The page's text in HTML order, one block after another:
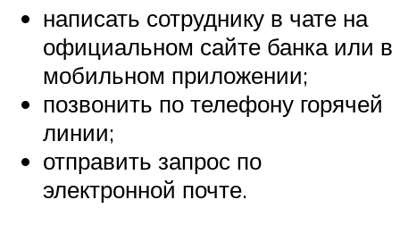
написать сотруднику в чате на
официальном сайте банка или в
мобильном приложении;
позвонить по телефону горячей
линии;
отправить запрос по
электронной почте.